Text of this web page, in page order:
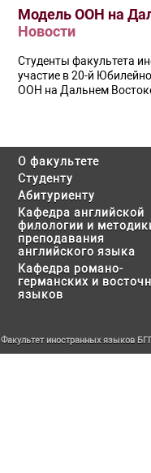
Модель ООН на
Новости
Студенты факультета
участие в 20-й
ООН на Дальнем
О факультете
Студенту
Абитуриенту
Кафедра английской
филологии и
преподавания
английского языка
Кафедра романо-
германских и
языков
Факультет иностранных языков